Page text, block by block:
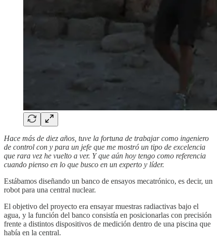
Hace más de diez años, tuve la fortuna de trabajar como ingeniero
de control con y para un jefe que me mostró un tipo de excelencia
que rara vez he vuelto a ver. Y que aún hoy tengo como referencia
cuando pienso en lo que busco en un experto y líder.
Estábamos diseñando un banco de ensayos mecatrónico, es decir, un
robot para una central nuclear.
El objetivo del proyecto era ensayar muestras radiactivas bajo el
agua, y la función del banco consistía en posicionarlas con precisión
frente a distintos dispositivos de medición dentro de una piscina que
había en la central.